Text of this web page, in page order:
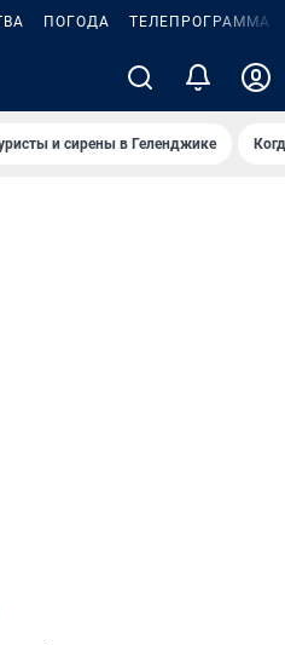
ПОГОДА ТЕЛЕПРОГРАММА
и сирены в Геленджике